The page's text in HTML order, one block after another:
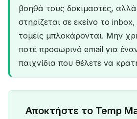
βοηθά τους δοκιμαστές,
στηρίζεται σε εκείνο το inbox,
τομείς μπλοκάρονται. Μην
ποτέ προσωρινό email για
παιχνίδια που θέλετε να
Αποκτήστε το Temp